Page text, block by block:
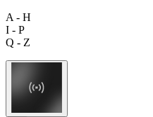
A - H
I - P
Q - Z